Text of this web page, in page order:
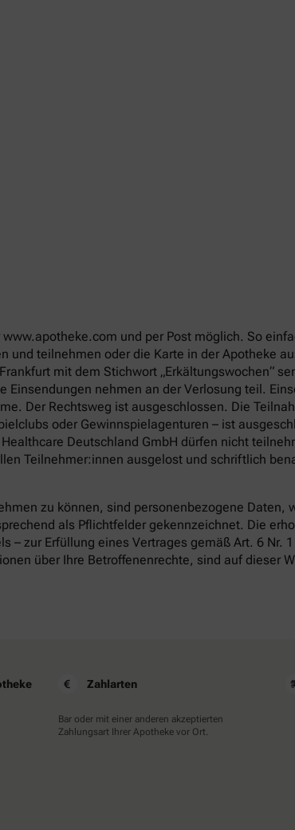
und per Post möglich. So
und teilnehmen oder die Karte in der Apotheke
mit dem Stichwort „Erkältungswochen“
Einsendungen nehmen an der Verlosung teil.
Der Rechtsweg ist ausgeschlossen. Die
oder Gewinnspielagenturen – ist
Deutschland GmbH dürfen nicht
Teilnehmer:innen ausgelost und schriftlich
zu können, sind personenbezogene
als Pflichtfelder gekennzeichnet. Die
– zur Erfüllung eines Vertrages gemäß Art. 6 Nr.
über Ihre Betroffenenrechte, sind auf dieser
Zahlarten
Bar oder mit einer anderen akzeptierten
Zahlungsart Ihrer Apotheke vor Ort.